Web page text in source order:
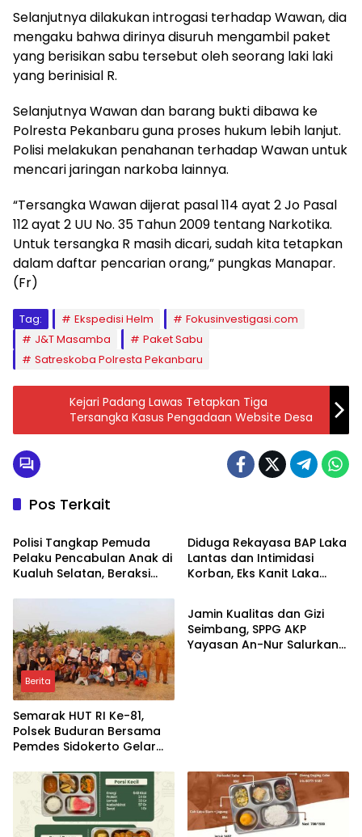
Selanjutnya dilakukan introgasi terhadap Wawan, dia
mengaku bahwa dirinya disuruh mengambil paket
yang berisikan sabu tersebut oleh seorang laki laki
yang berinisial R.
Selanjutnya Wawan dan barang bukti dibawa ke
Polresta Pekanbaru guna proses hukum lebih lanjut.
Polisi melakukan penahanan terhadap Wawan untuk
mencari jaringan narkoba lainnya.
“Tersangka Wawan dijerat pasal 114 ayat 2 Jo Pasal
112 ayat 2 UU No. 35 Tahun 2009 tentang Narkotika.
Untuk tersangka R masih dicari, sudah kita tetapkan
dalam daftar pencarian orang,” pungkas Manapar.
(Fr)
Tag: Ekspedisi Helm
Fokusinvestigasi.com
J&T Masamba
Paket Sabu
Satreskoba Polresta Pekanbaru
Kejari Padang Lawas Tetapkan Tiga
Tersangka Kasus Pengadaan Website Desa
Pos Terkait
Berita
Polisi Tangkap Pemuda
Pelaku Pencabulan Anak di
Kualuh Selatan, Beraksi
Diduga Rekayasa BAP Laka
Lantas dan Intimidasi
Korban, Eks Kanit Laka
Polda Jatim
Berita
Semarak HUT RI Ke-81,
Polsek Buduran Bersama
Pemdes Sidokerto Gelar
Berita
Jamin Kualitas dan Gizi
Seimbang, SPPG AKP
Yayasan An-Nur Salurkan